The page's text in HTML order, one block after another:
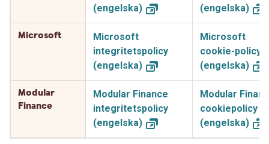
(engelska)
(engelska)
Microsoft
Microsoft
integritetspolicy
(engelska)
Microsoft
cookie-policy
(engelska)
Modular
Finance
Modular Finance
integritetspolicy
(engelska)
Modular
cookiepolicy
(engelska)